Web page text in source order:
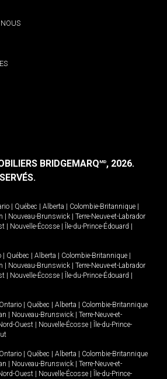
BRIDGEMARQMD, 2026.
Québec Alberta Colombie-Britannique
Nouveau-Brunswick
Terre-Neuve-et-Labrador
Nouvelle-Écosse Île-du-Prince-Édouard
Québec Alberta Colombie-Britannique
Nouveau-Brunswick
Terre-Neuve-et-Labrador
Nouvelle-Écosse Île-du-Prince-Édouard
Ontario Québec Alberta
Colombie-Britannique
Nouveau-Brunswick
Terre-Neuve-et-
Ouest Nouvelle-Écosse
Île-du-Prince-
Ontario Québec Alberta
Colombie-Britannique
Nouveau-Brunswick
Terre-Neuve-et-
Ouest Nouvelle-Écosse
Île-du-Prince-